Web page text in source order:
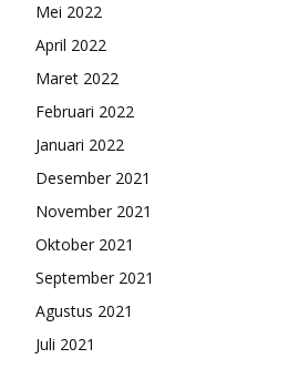
Mei 2022
April 2022
Maret 2022
Februari 2022
Januari 2022
Desember 2021
November 2021
Oktober 2021
September 2021
Agustus 2021
Juli 2021